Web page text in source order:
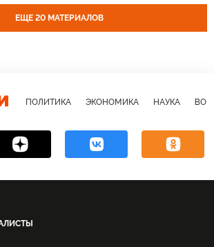
ЕЩЕ 20 МАТЕРИАЛОВ
ПОЛИТИКА ЭКОНОМИКА НАУКА